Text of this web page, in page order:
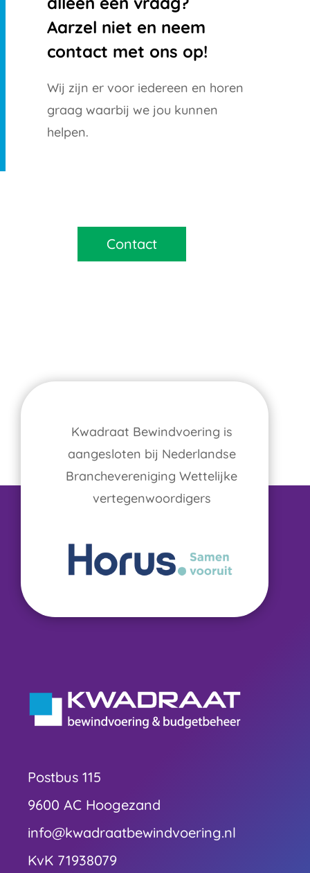
Aarzel niet en neem
contact met ons op!
Wij zijn er voor iedereen en horen
graag waarbij we jou kunnen
helpen.
Contact
Kwadraat Bewindvoering is
aangesloten bij Nederlandse
Branchevereniging Wettelijke
vertegenwoordigers
Postbus 115
9600 AC Hoogezand
info@kwadraatbewindvoering.nl
KvK 71938079